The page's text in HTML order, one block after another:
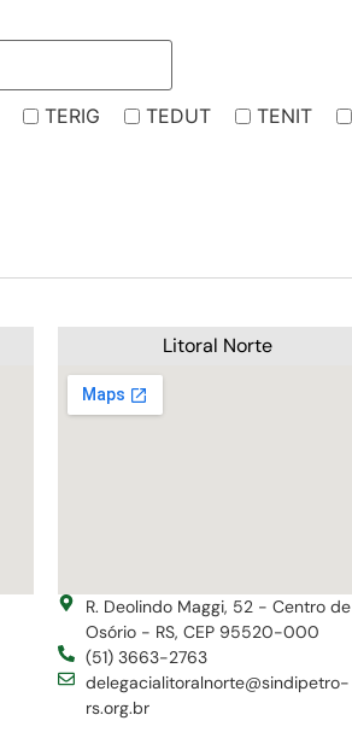
TERIG TEDUT TENIT
Litoral Norte
R. Deolindo Maggi, 52 - Centro de
Osório - RS, CEP 95520-000
(51) 3663-2763
delegacialitoralnorte@sindipetro-
rs.org.br